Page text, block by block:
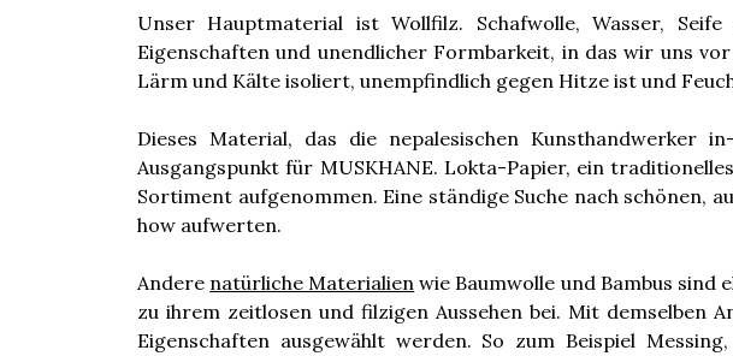
Unser Hauptmaterial ist Wollfilz. Schafwolle, Wasser,
Eigenschaften und unendlicher Formbarkeit, in das wir uns
Lärm und Kälte isoliert, unempfindlich gegen Hitze ist und
Dieses Material, das die nepalesischen Kunsthandwerker
Ausgangspunkt für MUSKHANE. Lokta-Papier, ein
Sortiment aufgenommen. Eine ständige Suche nach schönen,
how aufwerten.
Andere natürliche Materialien wie Baumwolle und Bambus sind
zu ihrem zeitlosen und filzigen Aussehen bei. Mit demselben
Eigenschaften ausgewählt werden. So zum Beispiel